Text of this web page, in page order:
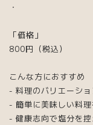
・
「価格」
800円（税込）
こんな方におすすめ
- 料理のバリエーシ
- 簡単に美味しい料
- 健康志向で塩分を